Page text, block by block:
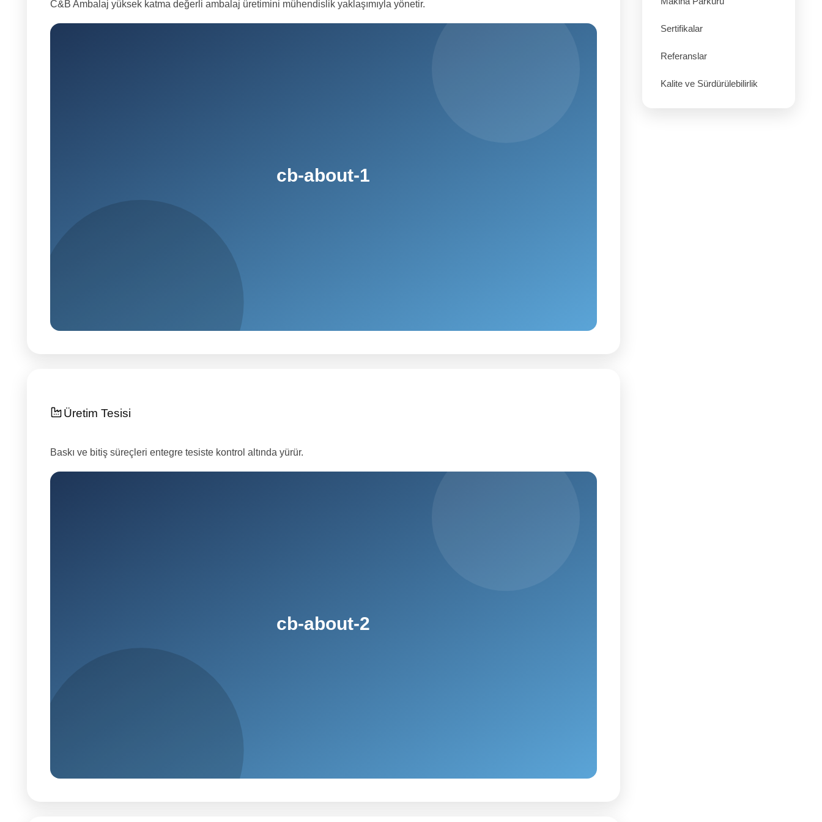
C&B Ambalaj yüksek katma değerli ambalaj üretimini mühendislik yaklaşımıyla yönetir.
Üretim Tesisi
Baskı ve bitiş süreçleri entegre tesiste kontrol altında yürür.
Sertifikalar
Referanslar
Kalite ve Sürdürülebilirlik